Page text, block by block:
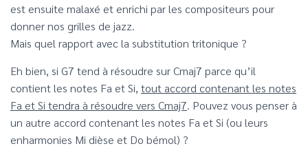
est ensuite malaxé et enrichi par les compositeurs pour
donner nos grilles de jazz.
Mais quel rapport avec la substitution tritonique ?
Eh bien, si G7 tend à résoudre sur Cmaj7 parce qu’il
contient les notes Fa et Si, tout accord contenant les notes
Fa et Si tendra à résoudre vers Cmaj7. Pouvez vous penser à
un autre accord contenant les notes Fa et Si (ou leurs
enharmonies Mi dièse et Do bémol) ?